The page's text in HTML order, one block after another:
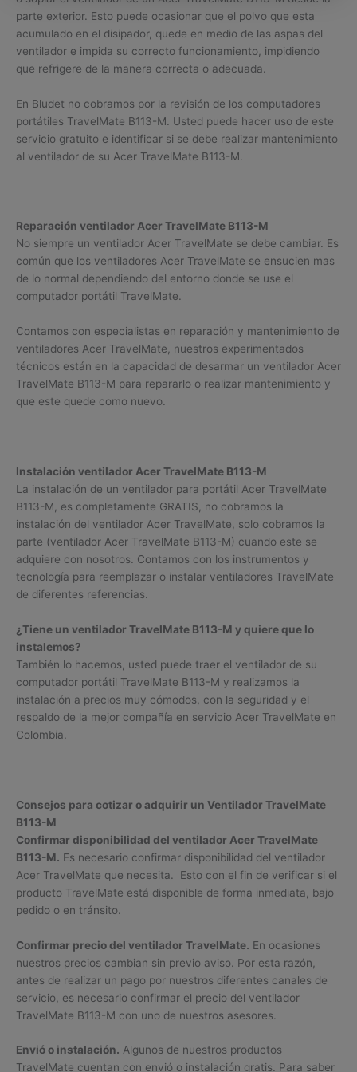
parte exterior. Esto puede ocasionar que el polvo que esta
acumulado en el disipador, quede en medio de las aspas del
ventilador e impida su correcto funcionamiento, impidiendo
que refrigere de la manera correcta o adecuada.
En Bludet no cobramos por la revisión de los computadores
portátiles TravelMate B113-M. Usted puede hacer uso de este
servicio gratuito e identificar si se debe realizar mantenimiento
al ventilador de su Acer TravelMate B113-M.
Reparación ventilador Acer TravelMate B113-M
No siempre un ventilador Acer TravelMate se debe cambiar. Es
común que los ventiladores Acer TravelMate se ensucien mas
de lo normal dependiendo del entorno donde se use el
computador portátil TravelMate.
Contamos con especialistas en reparación y mantenimiento de
ventiladores Acer TravelMate, nuestros experimentados
técnicos están en la capacidad de desarmar un ventilador Acer
TravelMate B113-M para repararlo o realizar mantenimiento y
que este quede como nuevo.
Instalación ventilador Acer TravelMate B113-M
La instalación de un ventilador para portátil Acer TravelMate
B113-M, es completamente GRATIS, no cobramos la
instalación del ventilador Acer TravelMate, solo cobramos la
parte (ventilador Acer TravelMate B113-M) cuando este se
adquiere con nosotros. Contamos con los instrumentos y
tecnología para reemplazar o instalar ventiladores TravelMate
de diferentes referencias.
¿Tiene un ventilador TravelMate B113-M y quiere que lo
instalemos?
También lo hacemos, usted puede traer el ventilador de su
computador portátil TravelMate B113-M y realizamos la
instalación a precios muy cómodos, con la seguridad y el
respaldo de la mejor compañía en servicio Acer TravelMate en
Colombia.
Consejos para cotizar o adquirir un Ventilador TravelMate
B113-M
Confirmar disponibilidad del ventilador Acer TravelMate
B113-M. Es necesario confirmar disponibilidad del ventilador
Acer TravelMate que necesita. Esto con el fin de verificar si el
producto TravelMate está disponible de forma inmediata, bajo
pedido o en tránsito.
Confirmar precio del ventilador TravelMate. En ocasiones
nuestros precios cambian sin previo aviso. Por esta razón,
antes de realizar un pago por nuestros diferentes canales de
servicio, es necesario confirmar el precio del ventilador
TravelMate B113-M con uno de nuestros asesores.
Envió o instalación. Algunos de nuestros productos
TravelMate cuentan con envió o instalación gratis. Para saber